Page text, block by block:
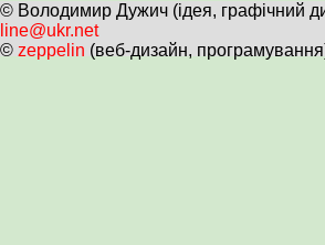
© Володимир Дужич (ідея, графічний
line@ukr.net
© zeppelin (веб-дизайн,